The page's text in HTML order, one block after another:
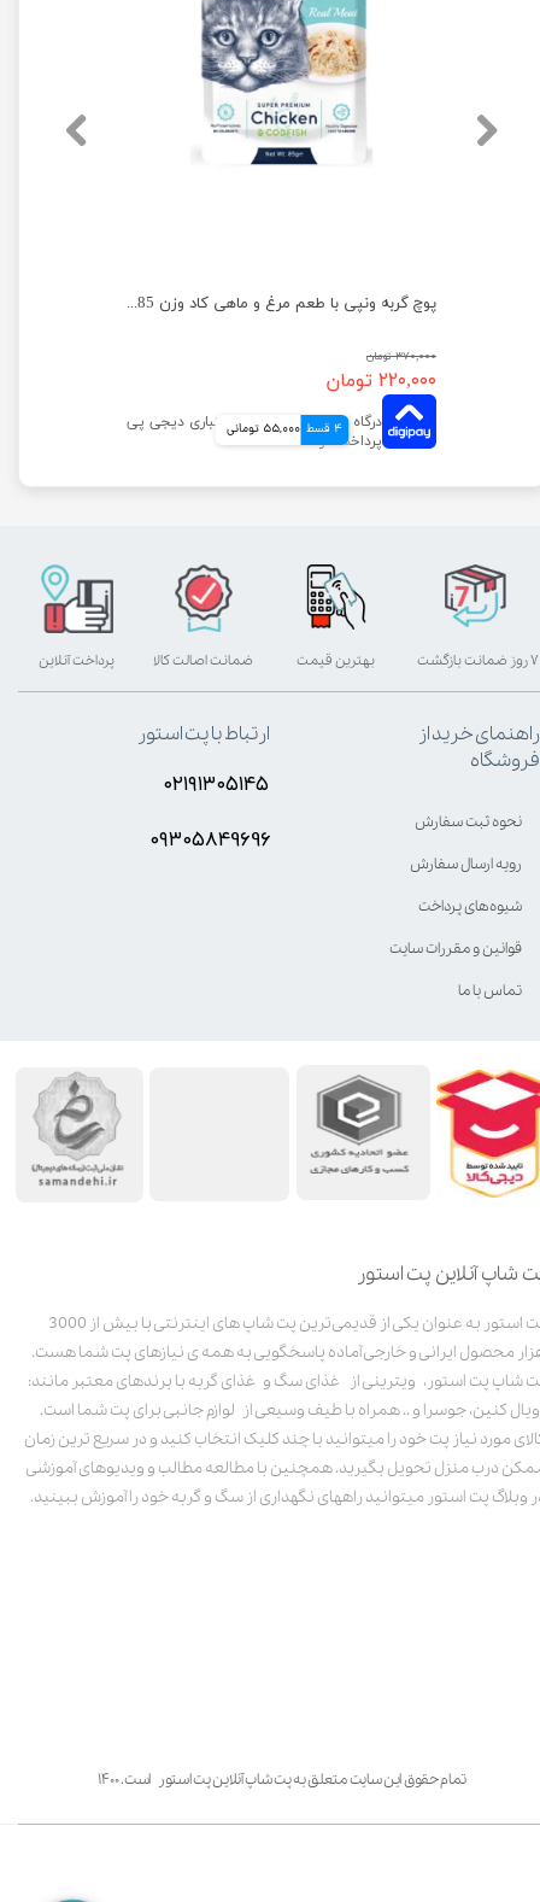
پوچ گربه ونپی با طعم مرغ و ماهی کاد وزن 85 گرم
۳۷۰,۰۰۰ تومان
۲۲۰,۰۰۰ تومان
4 قسط 55,000 تومانی
شاپ آنلاین پت استور
پت استور به عنوان یکی از قدیمی‌ترین پت شاپ های اینترنتی با بیش از 3000
محصول ایرانی و خارجی آماده پاسخگویی به همه ی نیازهای پت شما هست.
شاپ پت استور، ویترینی از غذای سگ و غذای گربه با برندهای معتبر مانند:
کنین، جوسرا و .. همراه با طیف وسیعی از لوازم جانبی برای پت شما است.
مورد نیاز پت خود را میتوانید با چند کلیک انتخاب کنید و در سریع ترین زمان
درب منزل تحویل بگیرید. همچنین با مطالعه مطالب و ویدیوهای آموزشی
وبلاگ پت استور میتوانید راههای نگهداری از سگ و گربه خود را آموزش ببینید.
تمام حقوق این سایت متعلق به پت شاپ آنلاین پت استور است. ۱۴۰۰
بهترین قیمت پرداخت آنلاین ۷ روز ضمانت بازگشت ضمانت اصالت کالا
راهنمای خرید از
فروشگاه
نحوه ثبت سفارش
رویه ارسال سفارش
شیوه‌های پرداخت
قوانین و مقررات سایت
تماس با ما
ارتباط با پت استور
۰۲۱۹۱۳۰۵۱۴۵
۰۹۳۰۵8۴9696